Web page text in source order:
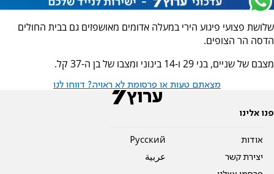
שלושת פצועי פיגוע הירי במעלה אדומים מאושפזים גם בבית החולים
הדסה הר הצופים.
מצבם של שניים, בני 29 ו-14 בינוני ומצבו של בן ה-37 קל.
מצאתם טעות או פרסומת לא ראויה? דווחו לנו
פנו אלינו
אודות
יצירת קשר
Pусский
عربية